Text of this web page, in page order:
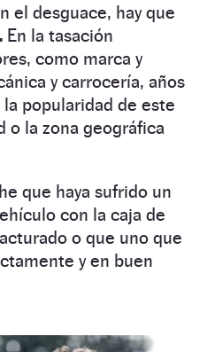
el desguace, hay que
En la tasación
como marca y
y carrocería, años
popularidad de este
o la zona geográfica
que haya sufrido un
con la caja de
o que uno que
y en buen